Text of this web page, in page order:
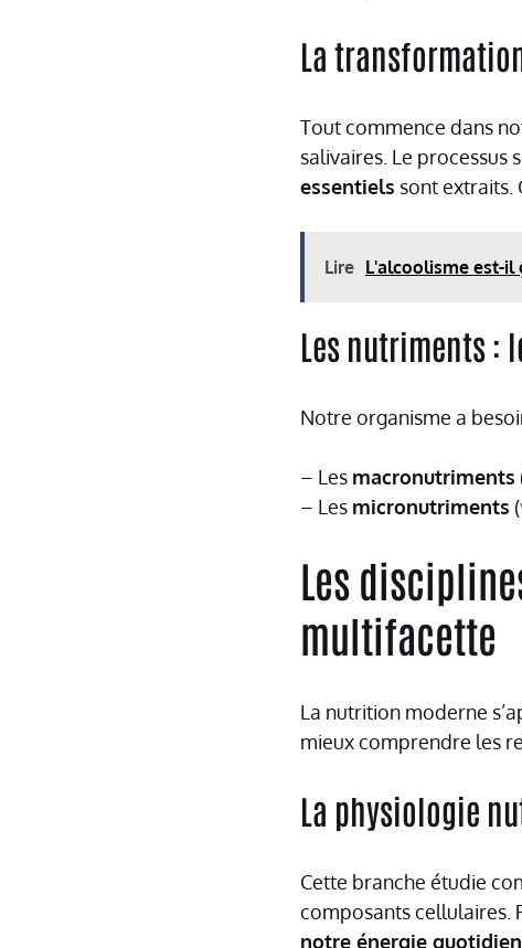
La
Tout commence dans
salivaires. Le processus
essentiels sont extraits.
Lire L'alcoolisme est-il
Les nutriments :
Notre organisme a
– Les macronutriments
– Les micronutriments (
Les
multifacette
La nutrition moderne
mieux comprendre les
La physiologie
Cette branche étudie
composants cellulaires.
notre énergie